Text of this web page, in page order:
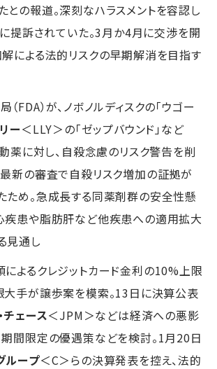
との報道。深刻なハラスメントを容認し
提訴されていた。3月か4月に交渉を開
解による法的リスクの早期解消を目指す
FDA）が、ノボノルディスクの「ウゴー
ー＜LLY＞の「ゼップバウンド」など
薬に対し、自殺念慮のリスク警告を削
最新の審査で自殺リスク増加の証拠が
ため。急成長する同薬剤群の安全性懸
疾患や脂肪肝など他疾患への適用拡大
見通し
よるクレジットカード金利の10%上限
大手が譲歩案を模索。13日に決算公表
チェース＜JPM＞などは経済への悪影
期間限定の優遇策などを検討。1月20日
ループ＜C＞らの決算発表を控え、法的